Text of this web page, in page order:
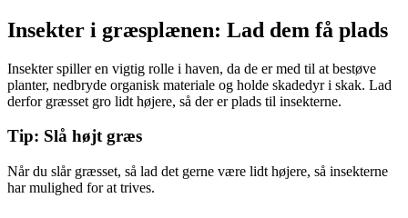
Insekter i græsplænen: Lad dem få plads
Insekter spiller en vigtig rolle i haven, da de er med til at bestøve
planter, nedbryde organisk materiale og holde skadedyr i skak. Lad
derfor græsset gro lidt højere, så der er plads til insekterne.
Tip: Slå højt græs
Når du slår græsset, så lad det gerne være lidt højere, så insekterne
har mulighed for at trives.